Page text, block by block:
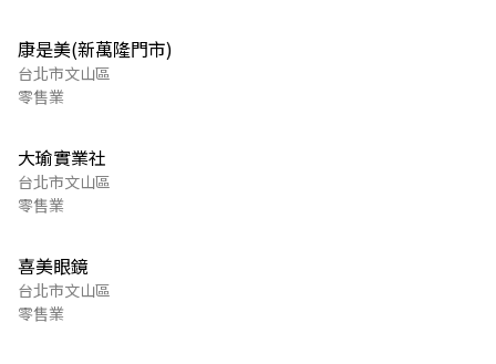
康是美(新萬隆門市)
台北市文山區
零售業
大瑜實業社
台北市文山區
零售業
喜美眼鏡
台北市文山區
零售業